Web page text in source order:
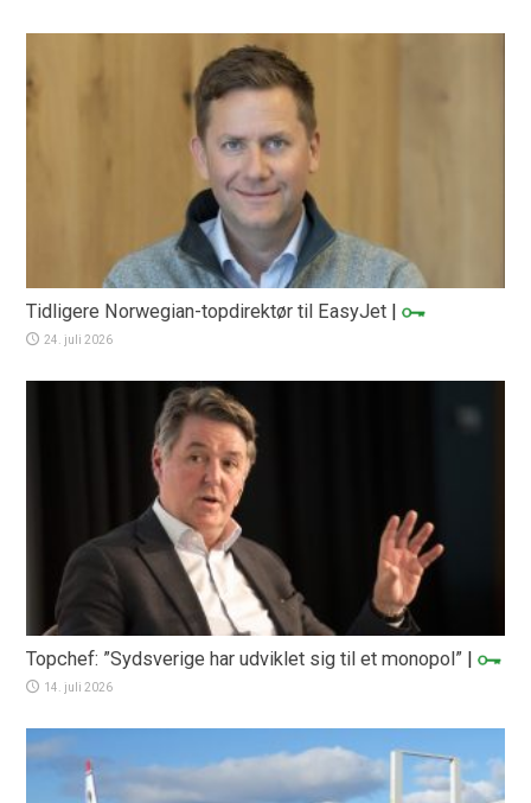
Tidligere Norwegian-topdirektør til EasyJet |
24. juli 2026
Topchef: ”Sydsverige har udviklet sig til et monopol” |
14. juli 2026